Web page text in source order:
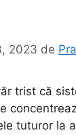
2023 de
trist că
tuturor la